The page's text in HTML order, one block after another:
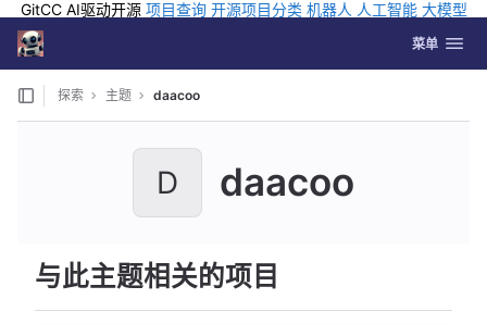
GitCC AI驱动开源 项目查询 开源项目分类 机器人 人工智能 大模型
排行
Skip to content
GitLab 切换导航
菜单
探索 主题 daacoo
D daacoo
与此主题相关的项目